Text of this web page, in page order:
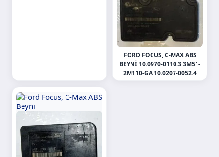
FORD FOCUS, C-MAX ABS
BEYNI 10.0970-0110.3 3M51-
2M110-GA 10.0207-0052.4